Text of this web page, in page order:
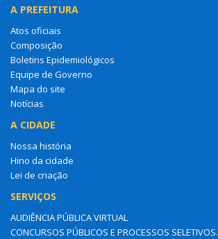
A PREFEITURA
Atos oficiais
Composição
Boletins Epidemiológicos
Equipe de Governo
Mapa do site
Notícias
A CIDADE
Nossa história
Hino da cidade
Lei de criação
SERVIÇOS
AUDIÊNCIA PÚBLICA VIRTUAL
CONCURSOS PÚBLICOS E PROCESSOS SELETIVOS.